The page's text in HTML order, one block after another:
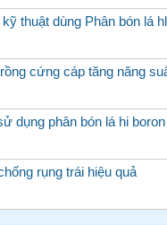
thuật dùng Phân bón lá
cứng cáp tăng năng
dụng phân bón lá hi
rụng trái hiệu quả